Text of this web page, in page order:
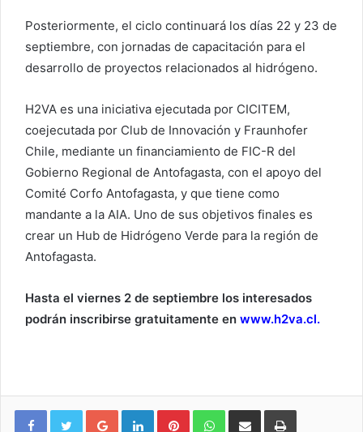
Posteriormente, el ciclo continuará los días 22 y 23 de
septiembre, con jornadas de capacitación para el
desarrollo de proyectos relacionados al hidrógeno.
H2VA es una iniciativa ejecutada por CICITEM,
coejecutada por Club de Innovación y Fraunhofer
Chile, mediante un financiamiento de FIC-R del
Gobierno Regional de Antofagasta, con el apoyo del
Comité Corfo Antofagasta, y que tiene como
mandante a la AIA. Uno de sus objetivos finales es
crear un Hub de Hidrógeno Verde para la región de
Antofagasta.
Hasta el viernes 2 de septiembre los interesados
podrán inscribirse gratuitamente en www.h2va.cl.
Google+ LinkedIn Pinterest WhatsApp